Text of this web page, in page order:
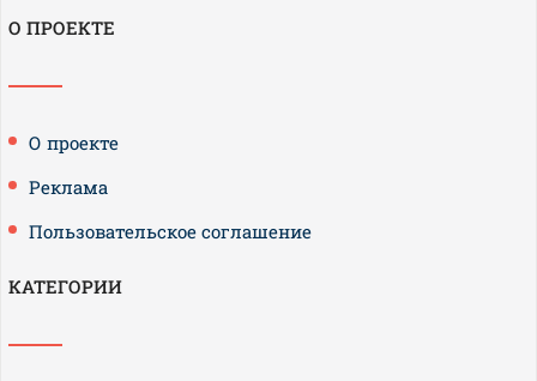
О ПРОЕКТЕ
О проекте
Реклама
Пользовательское соглашение
КАТЕГОРИИ